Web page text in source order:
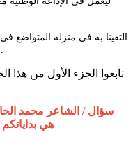
التقينا به فى منزله
تابعوا الجزء الأول من هذا
سؤال / الشاعر محمد
هي